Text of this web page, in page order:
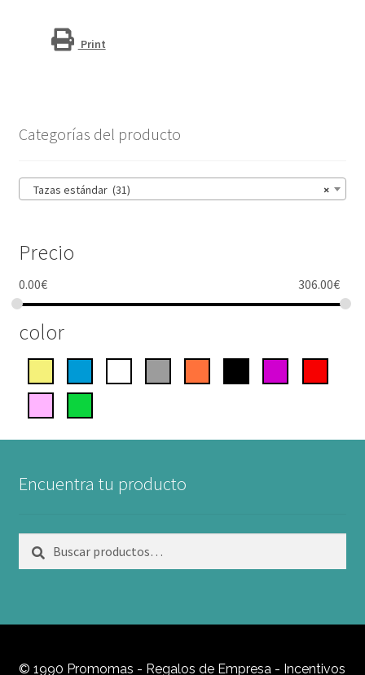
Print
Categorías del producto
×
Tazas estándar (31)
Precio
0.00€ 306.00€
color
Encuentra tu producto
por:
© 1990 Promomas - Regalos de Empresa - Incentivos